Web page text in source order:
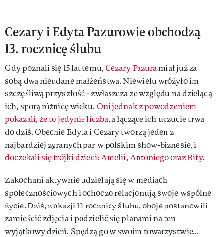
Cezary i Edyta Pazurowie obchodzą
13. rocznicę ślubu
Gdy poznali się 15 lat temu, Cezary Pazuramiał już za
sobą dwa nieudane małżeństwa. Niewielu wróżyło im
szczęśliwą przyszłość - zwłaszcza ze względu na dzielącą
ich, sporą różnicę wieku. Oni jednak z powodzeniem
pokazali, że to jedynie liczba, a łączące ich uczucie trwa
do dziś. Obecnie Edyta i Cezary tworzą jeden z
najbardziej zgranych par w polskim show-biznesie, i
doczekali się trójki dzieci: Amelii, Antoniego oraz Rity.
Zakochani aktywnie udzielają się w mediach
społecznościowych i ochoczo relacjonują swoje wspólne
życie. Dziś, z okazji 13 rocznicy ślubu, oboje postanowili
zamieścić zdjęcia i podzielić się planami na ten
wyjątkowy dzień. Spędzą go w swoim towarzystwie...